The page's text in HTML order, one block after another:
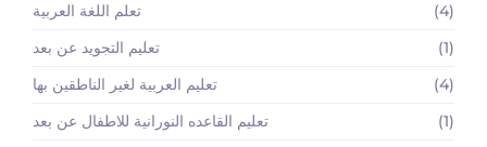
تعلم اللغة العربية
(4)
تعليم التجويد عن بعد
(1)
تعليم العربية لغير الناطقين بها
(4)
تعليم القاعده النورانية للاطفال عن بعد
(1)